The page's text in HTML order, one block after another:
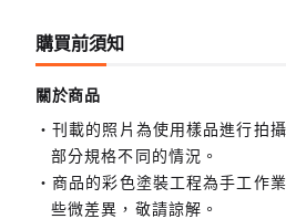
購買前須知
關於商品
刊載的照片為使用樣品進行拍
部分規格不同的情況。
商品的彩色塗裝工程為手工作
些微差異，敬請諒解。